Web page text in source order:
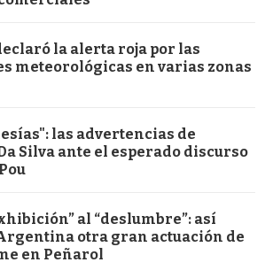
la alerta roja por las
meteorológicas en varias zonas
las advertencias de
Silva ante el esperado discurso
al “deslumbre”: así
otra gran actuación de
en Peñarol